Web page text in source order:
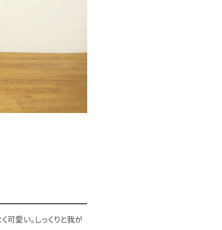
可愛い。しっくりと我が